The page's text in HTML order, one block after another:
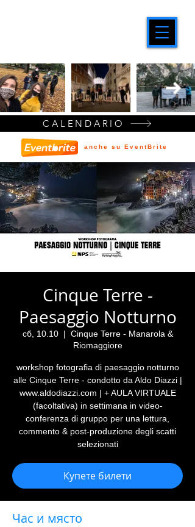
Cinque Terre -
Paesaggio Notturno
сб, 10.10
  |
Cinque Terre - Manarola &
Riomaggiore
workshop fotografia di paesaggio notturno
alle Cinque Terre - condotto da Aldo Diazzi |
www.aldodiazzi.com | + AULA VIRTUALE
(facoltativa) in settimana in video-
conferenza di gruppo per una lettura,
commento & post-produzione degli scatti
selezionati
Купете билети
Час и място
CALENDARIO
anche su EventBrite